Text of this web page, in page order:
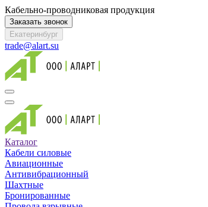
Кабельно-проводниковая продукция
Заказать звонок
Екатеринбург
trade@alart.su
Каталог
Кабели силовые
Авиационные
Антивибрационный
Шахтные
Бронированные